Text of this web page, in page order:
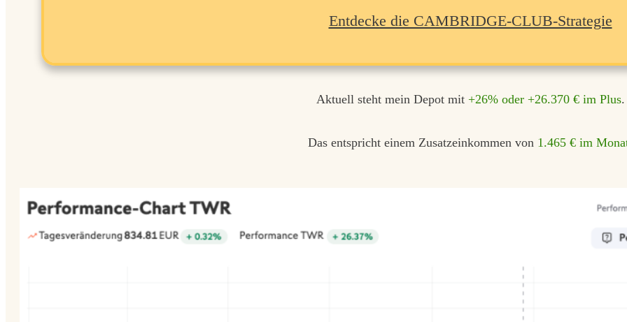
Entdecke die CAMBRIDGE-CLUB-Strategie
Aktuell steht mein Depot mit +26% oder +26.370 € im Plus.
Das entspricht einem Zusatzeinkommen von 1.465 € im